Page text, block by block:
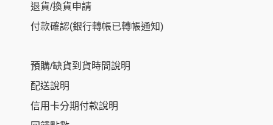
退貨/換貨申請
付款確認(銀行轉帳已轉帳通知)
預購/缺貨到貨時間說明
配送說明
信用卡分期付款說明